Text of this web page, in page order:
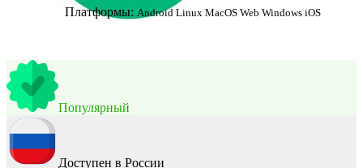
Платформы: Android Linux MacOS Web Windows iOS
Популярный
Доступен в России